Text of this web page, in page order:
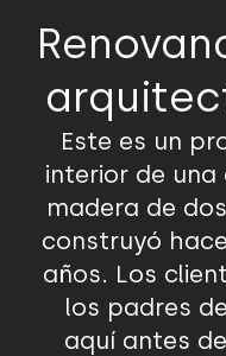
Este es un
interior de
madera de
construyó
años. Los
los padres
aquí antes